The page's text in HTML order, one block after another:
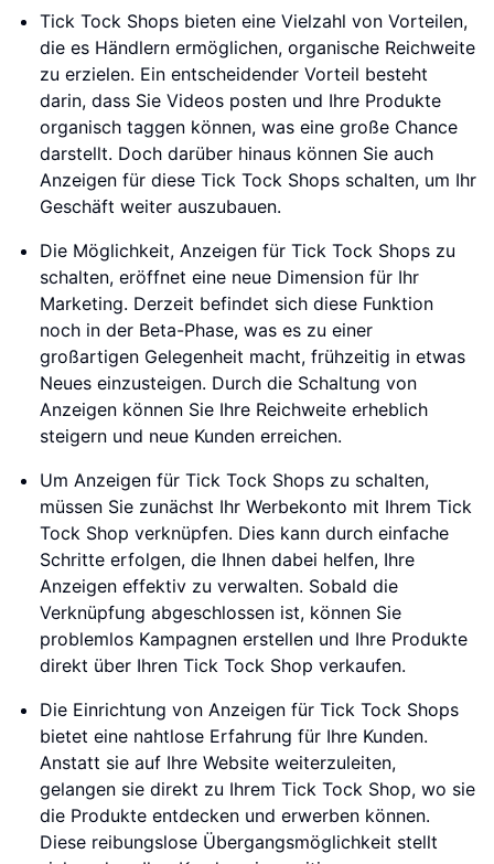
Tick Tock Shops bieten eine Vielzahl von Vorteilen,
die es Händlern ermöglichen, organische Reichweite
zu erzielen. Ein entscheidender Vorteil besteht
darin, dass Sie Videos posten und Ihre Produkte
organisch taggen können, was eine große Chance
darstellt. Doch darüber hinaus können Sie auch
Anzeigen für diese Tick Tock Shops schalten, um Ihr
Geschäft weiter auszubauen.
Die Möglichkeit, Anzeigen für Tick Tock Shops zu
schalten, eröffnet eine neue Dimension für Ihr
Marketing. Derzeit befindet sich diese Funktion
noch in der Beta-Phase, was es zu einer
großartigen Gelegenheit macht, frühzeitig in etwas
Neues einzusteigen. Durch die Schaltung von
Anzeigen können Sie Ihre Reichweite erheblich
steigern und neue Kunden erreichen.
Um Anzeigen für Tick Tock Shops zu schalten,
müssen Sie zunächst Ihr Werbekonto mit Ihrem Tick
Tock Shop verknüpfen. Dies kann durch einfache
Schritte erfolgen, die Ihnen dabei helfen, Ihre
Anzeigen effektiv zu verwalten. Sobald die
Verknüpfung abgeschlossen ist, können Sie
problemlos Kampagnen erstellen und Ihre Produkte
direkt über Ihren Tick Tock Shop verkaufen.
Die Einrichtung von Anzeigen für Tick Tock Shops
bietet eine nahtlose Erfahrung für Ihre Kunden.
Anstatt sie auf Ihre Website weiterzuleiten,
gelangen sie direkt zu Ihrem Tick Tock Shop, wo sie
die Produkte entdecken und erwerben können.
Diese reibungslose Übergangsmöglichkeit stellt